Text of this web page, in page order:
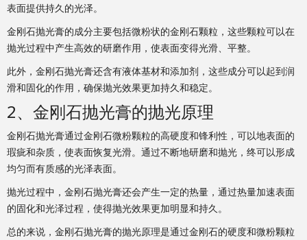
表面提供持久的光泽。
金刚石抛光膏的成分主要包括微粉状的金刚石颗粒，这些颗粒可以在
抛光过程中产生高效的研磨作用，使表面变得光滑、平整。
此外，金刚石抛光膏还含有液体基材和添加剂，这些成分可以起到润
滑和固化的作用，确保抛光效果更加持久和稳定。
2、金刚石抛光膏的抛光原理
金刚石抛光膏通过金刚石微粉颗粒的高硬度和锋利性，可以地表面的
瑕疵和杂质，使表面恢复光滑。通过不断地研磨和抛光，终可以形成
均匀而有质感的光泽表面。
抛光过程中，金刚石抛光膏还会产生一定的热量，通过热量加速表面
的固化和光泽过程，使得抛光效果更加明显和持久。
总的来说，金刚石抛光膏的抛光原理是通过金刚石的硬度和微粉颗粒